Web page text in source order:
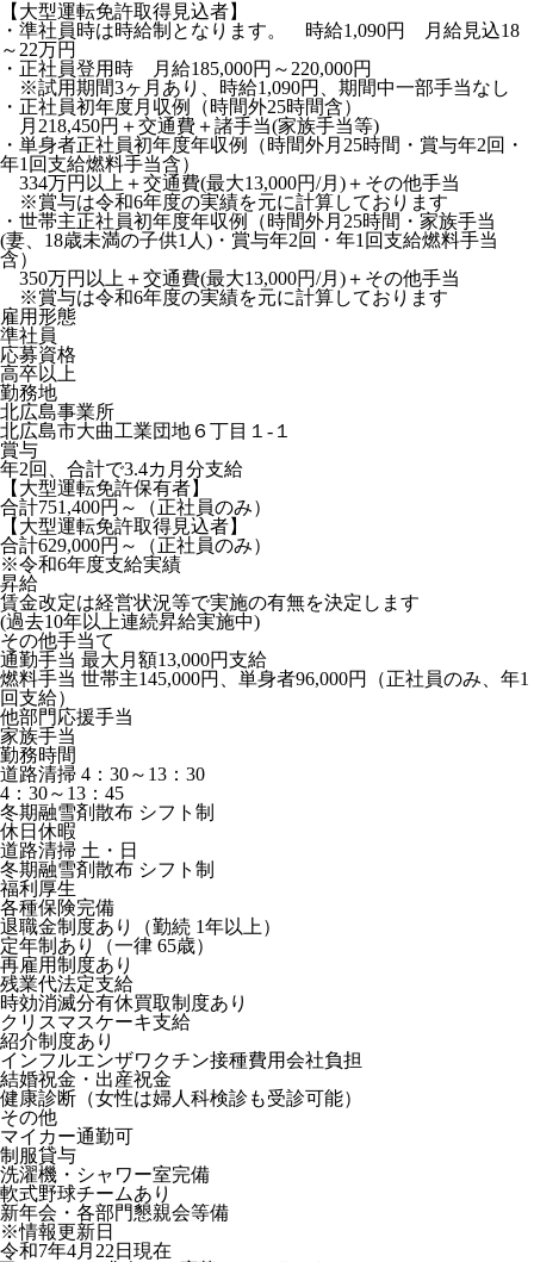
【大型運転免許取得見込者】
・準社員時は時給制となります。 時給1,090円 月給見込18
～22万円
・正社員登用時 月給185,000円～220,000円
※試用期間3ヶ月あり、時給1,090円、期間中一部手当なし
・正社員初年度月収例（時間外25時間含）
月218,450円＋交通費＋諸手当(家族手当等)
・単身者正社員初年度年収例（時間外月25時間・賞与年2回・
年1回支給燃料手当含）
334万円以上＋交通費(最大13,000円/月)＋その他手当
※賞与は令和6年度の実績を元に計算しております
・世帯主正社員初年度年収例（時間外月25時間・家族手当
(妻、18歳未満の子供1人)・賞与年2回・年1回支給燃料手当
含）
350万円以上＋交通費(最大13,000円/月)＋その他手当
※賞与は令和6年度の実績を元に計算しております
雇用形態
準社員
応募資格
高卒以上
勤務地
北広島事業所
北広島市大曲工業団地６丁目１-１
賞与
年2回、合計で3.4カ月分支給
【大型運転免許保有者】
合計751,400円～（正社員のみ）
【大型運転免許取得見込者】
合計629,000円～（正社員のみ）
※令和6年度支給実績
昇給
賃金改定は経営状況等で実施の有無を決定します
(過去10年以上連続昇給実施中)
その他手当て
通勤手当 最大月額13,000円支給
燃料手当 世帯主145,000円、単身者96,000円（正社員のみ、年1
回支給）
他部門応援手当
家族手当
勤務時間
道路清掃 4：30～13：30
4：30～13：45
冬期融雪剤散布 シフト制
休日休暇
道路清掃 土・日
冬期融雪剤散布 シフト制
福利厚生
各種保険完備
退職金制度あり（勤続 1年以上）
定年制あり（一律 65歳）
再雇用制度あり
残業代法定支給
時効消滅分有休買取制度あり
クリスマスケーキ支給
紹介制度あり
インフルエンザワクチン接種費用会社負担
結婚祝金・出産祝金
健康診断（女性は婦人科検診も受診可能）
その他
マイカー通勤可
制服貸与
洗濯機・シャワー室完備
軟式野球チームあり
新年会・各部門懇親会等備
※情報更新日
令和7年4月22日現在